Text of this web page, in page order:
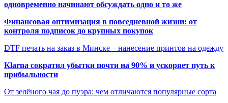
одновременно начинают обсуждать одно и то же
Финансовая оптимизация в повседневной жизни: от
контроля подписок до крупных покупок
DTF печать на заказ в Минске – нанесение принтов на одежду
Klarna сократил убытки почти на 90% и ускоряет путь к
прибыльности
От зелёного чая до пуэра: чем отличаются популярные сорта